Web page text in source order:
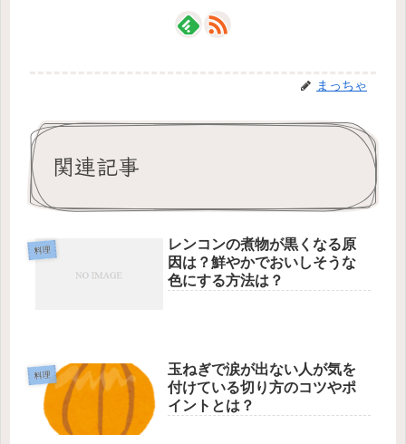
まっちゃ
関連記事
料理
レンコンの煮物が黒くなる原
因は？鮮やかでおいしそうな
色にする方法は？
料理
玉ねぎで涙が出ない人が気を
付けている切り方のコツやポ
イントとは？